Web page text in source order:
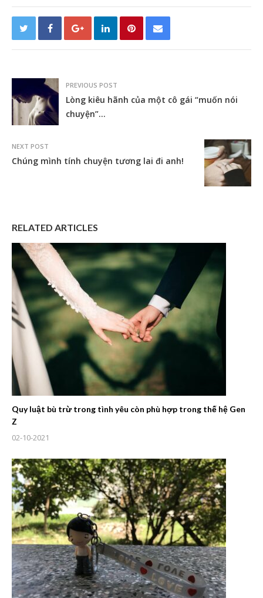
PREVIOUS POST
Lòng kiêu hãnh của một cô gái “muốn nói
chuyện”…
NEXT POST
Chúng mình tính chuyện tương lai đi anh!
RELATED ARTICLES
Quy luật bù trừ trong tình yêu còn phù hợp trong thế hệ Gen
Z
02-10-2021